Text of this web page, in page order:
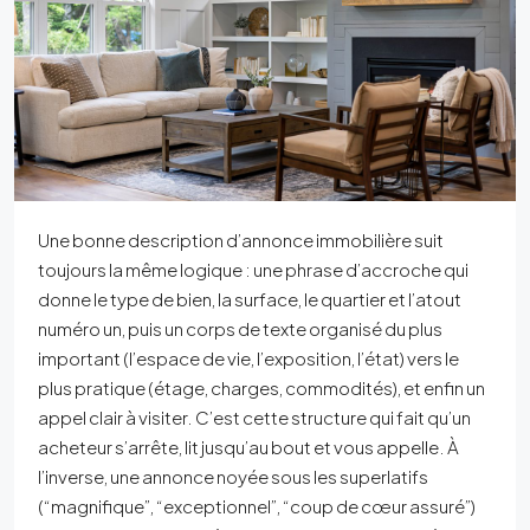
Une bonne description d’annonce immobilière suit
toujours la même logique : une phrase d’accroche qui
donne le type de bien, la surface, le quartier et l’atout
numéro un, puis un corps de texte organisé du plus
important (l’espace de vie, l’exposition, l’état) vers le
plus pratique (étage, charges, commodités), et enfin un
appel clair à visiter. C’est cette structure qui fait qu’un
acheteur s’arrête, lit jusqu’au bout et vous appelle. À
l’inverse, une annonce noyée sous les superlatifs
(“magnifique”, “exceptionnel”, “coup de cœur assuré”)